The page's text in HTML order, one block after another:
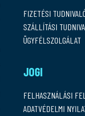
FIZETÉSI
SZÁLLÍTÁSI
ÜGYFÉLSZOLGÁLAT
JOGI
FELHASZNÁLÁSI
ADATVÉDELMI